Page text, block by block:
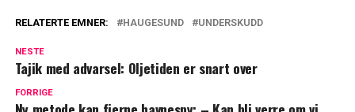
RELATERTE EMNER: HAUGESUND UNDERSKUDD
NESTE
Tajik med advarsel: Oljetiden er snart over
FORRIGE